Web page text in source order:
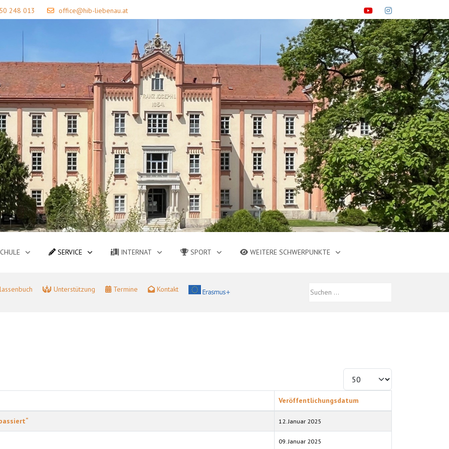
248 013 office@hib-liebenau.at
SERVICE INTERNAT SPORT WEITERE SCHWERPUNKTE
Unterstützung Termine Kontakt
Veröffentlichungsdatum
12. Januar 2025
09. Januar 2025